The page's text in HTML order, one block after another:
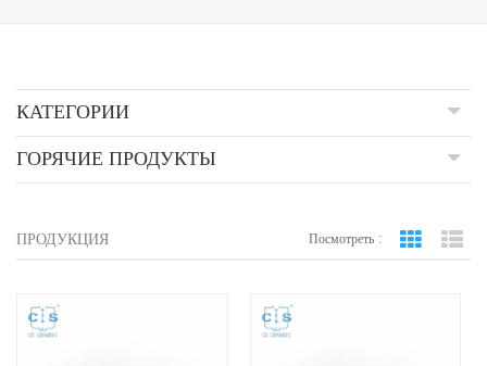
КАТЕГОРИИ
ГОРЯЧИЕ ПРОДУКТЫ
ПРОДУКЦИЯ Посмотреть : вид сетки